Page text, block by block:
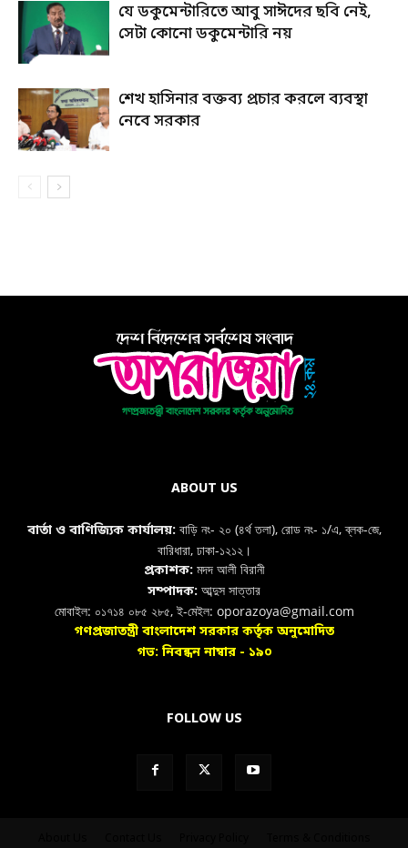
যে ডকুমেন্টারিতে আবু সাঈদের ছবি নেই,
সেটা কোনো ডকুমেন্টারি নয়
শেখ হাসিনার বক্তব্য প্রচার করলে ব্যবস্থা
নেবে সরকার
ABOUT US
বার্তা ও বাণিজ্যিক কার্যালয়: বাড়ি নং- ২০ (৪র্থ তলা), রোড নং- ১/এ, ব্লক-জে,
বারিধারা, ঢাকা-১২১২।
প্রকাশক:মদদ আলী বিরানী
সম্পাদক: আব্দুস সাত্তার
মোবাইল: ০১৭১৪ ০৮৫ ২৮৫, ই-মেইল: oporazoya@gmail.com
গণপ্রজাতন্ত্রী বাংলাদেশ সরকার কর্তৃক অনুমোদিত
গভ: নিবন্ধন নাম্বার - ১৯০
FOLLOW US